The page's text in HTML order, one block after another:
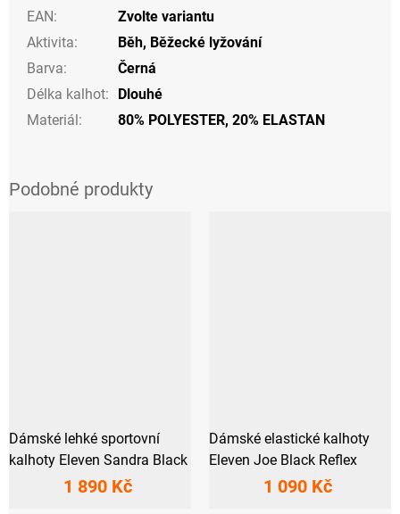
EAN:
Zvolte variantu
Aktivita: Běh, Běžecké lyžování
Barva:
Černá
Délka kalhot:
Dlouhé
Materiál: 80% POLYESTER, 20% ELASTAN
Dámské lehké sportovní
kalhoty Eleven Sandra Black
1 890 Kč
Dámské elastické kalhoty
Eleven Joe Black Reflex
1 090 Kč